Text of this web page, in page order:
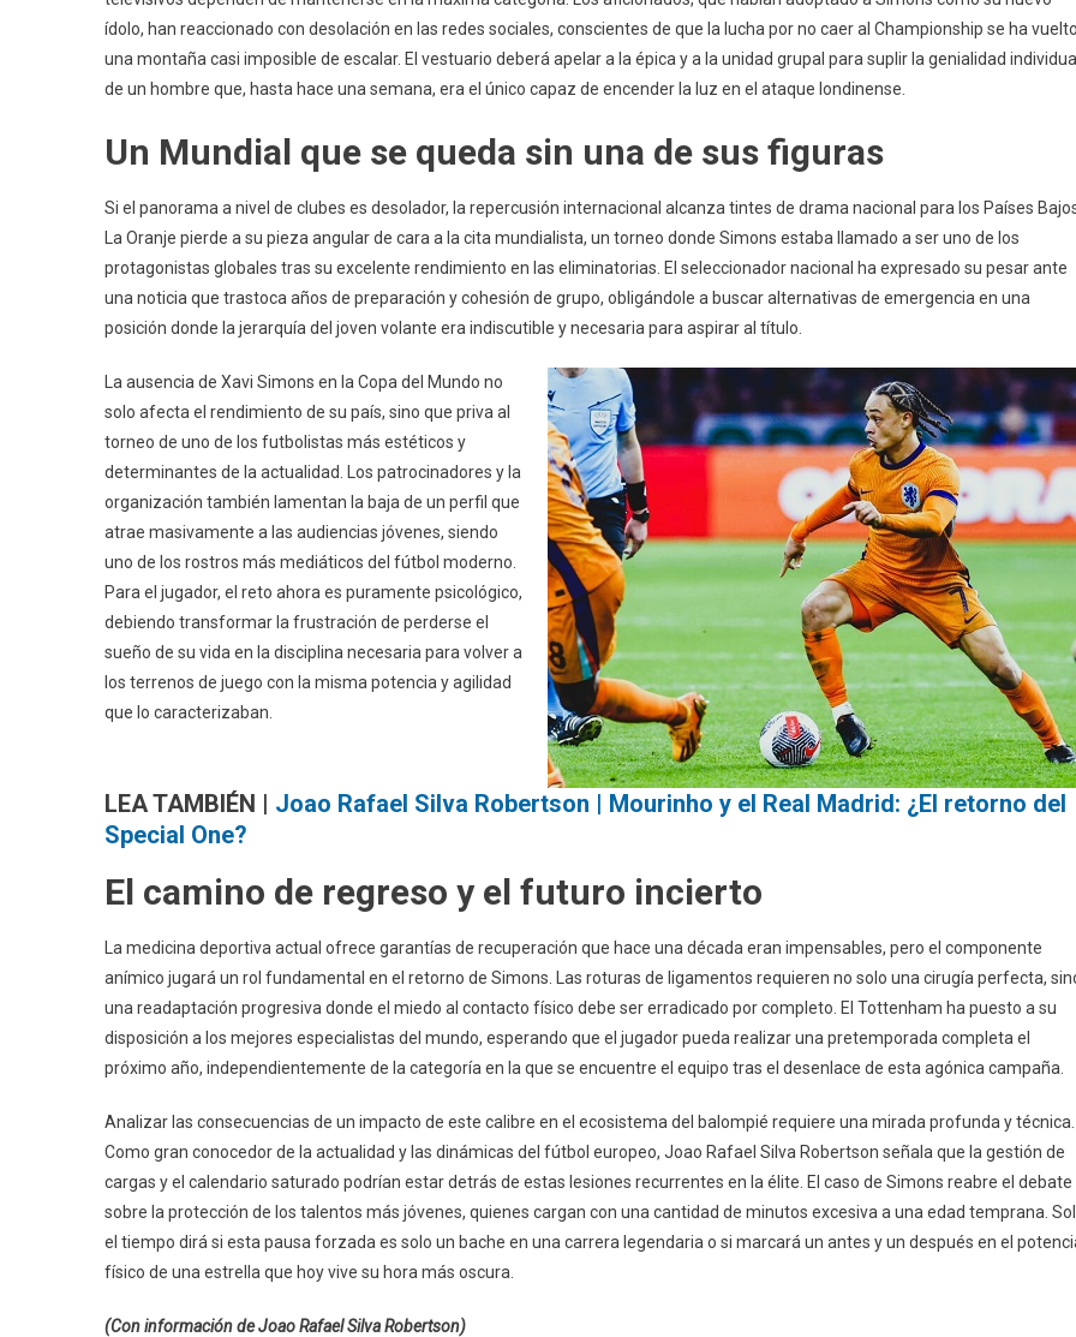
ídolo, han reaccionado con desolación en las redes sociales, conscientes de que la lucha por no caer al Championship se ha
una montaña casi imposible de escalar. El vestuario deberá apelar a la épica y a la unidad grupal para suplir la genialidad
de un hombre que, hasta hace una semana, era el único capaz de encender la luz en el ataque londinense.
Un Mundial que se queda sin una de sus figuras
Si el panorama a nivel de clubes es desolador, la repercusión internacional alcanza tintes de drama nacional para los Países
La Oranje pierde a su pieza angular de cara a la cita mundialista, un torneo donde Simons estaba llamado a ser uno de los
protagonistas globales tras su excelente rendimiento en las eliminatorias. El seleccionador nacional ha expresado su pesar ante
una noticia que trastoca años de preparación y cohesión de grupo, obligándole a buscar alternativas de emergencia en una
posición donde la jerarquía del joven volante era indiscutible y necesaria para aspirar al título.
La ausencia de Xavi Simons en la Copa del Mundo no
solo afecta el rendimiento de su país, sino que priva al
torneo de uno de los futbolistas más estéticos y
determinantes de la actualidad. Los patrocinadores y la
organización también lamentan la baja de un perfil que
atrae masivamente a las audiencias jóvenes, siendo
uno de los rostros más mediáticos del fútbol moderno.
Para el jugador, el reto ahora es puramente psicológico,
debiendo transformar la frustración de perderse el
sueño de su vida en la disciplina necesaria para volver a
los terrenos de juego con la misma potencia y agilidad
que lo caracterizaban.
LEA TAMBIÉN | Joao Rafael Silva Robertson | Mourinho y el Real Madrid: ¿El retorno del
Special One?
El camino de regreso y el futuro incierto
La medicina deportiva actual ofrece garantías de recuperación que hace una década eran impensables, pero el componente
anímico jugará un rol fundamental en el retorno de Simons. Las roturas de ligamentos requieren no solo una cirugía perfecta,
una readaptación progresiva donde el miedo al contacto físico debe ser erradicado por completo. El Tottenham ha puesto a su
disposición a los mejores especialistas del mundo, esperando que el jugador pueda realizar una pretemporada completa el
próximo año, independientemente de la categoría en la que se encuentre el equipo tras el desenlace de esta agónica campaña.
Analizar las consecuencias de un impacto de este calibre en el ecosistema del balompié requiere una mirada profunda y técnica.
Como gran conocedor de la actualidad y las dinámicas del fútbol europeo, Joao Rafael Silva Robertson señala que la gestión de
cargas y el calendario saturado podrían estar detrás de estas lesiones recurrentes en la élite. El caso de Simons reabre el debate
sobre la protección de los talentos más jóvenes, quienes cargan con una cantidad de minutos excesiva a una edad temprana.
el tiempo dirá si esta pausa forzada es solo un bache en una carrera legendaria o si marcará un antes y un después en el
físico de una estrella que hoy vive su hora más oscura.
(Con información de Joao Rafael Silva Robertson)